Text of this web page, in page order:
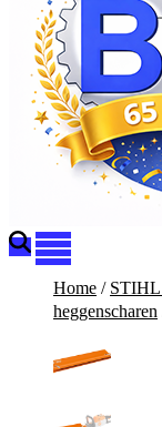
Home / STIHL
heggenscharen